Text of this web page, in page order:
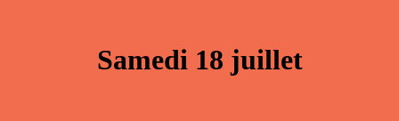
Samedi 18 juillet